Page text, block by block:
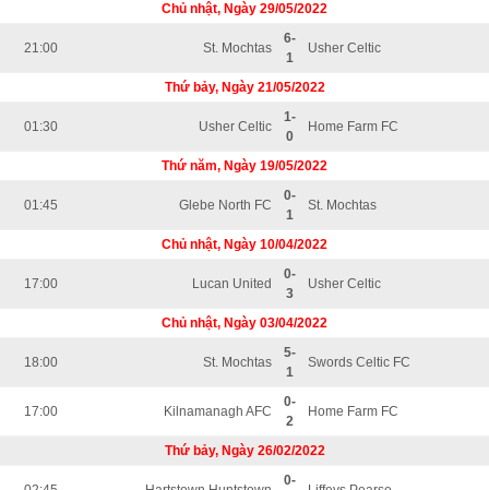
Chủ nhật, Ngày 29/05/2022
21:00 St. Mochtas
6-
1
Usher Celtic
Thứ bảy, Ngày 21/05/2022
01:30 Usher Celtic
1-
0
Home Farm FC
Thứ năm, Ngày 19/05/2022
01:45 Glebe North FC
0-
1
St. Mochtas
Chủ nhật, Ngày 10/04/2022
17:00 Lucan United
0-
3
Usher Celtic
Chủ nhật, Ngày 03/04/2022
18:00 St. Mochtas
5-
1
Swords Celtic FC
17:00 Kilnamanagh AFC
0-
2
Home Farm FC
Thứ bảy, Ngày 26/02/2022
0-